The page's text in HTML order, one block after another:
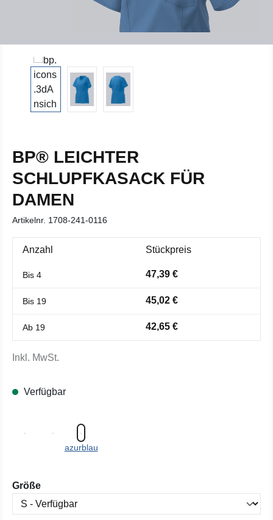
BP® LEICHTER
SCHLUPFKASACK FÜR
DAMEN
Artikelnr. 1708-241-0116
Anzahl Stückpreis
Bis 4 47,39 €
Bis 19 45,02 €
Ab 19 42,65 €
Inkl. MwSt.
Verfügbar
azurblau
Größeauswählen